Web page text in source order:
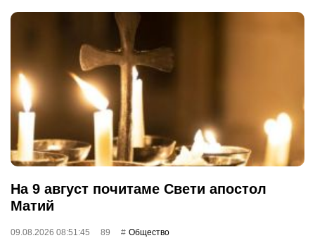
На 9 август почитаме Свети апостол
Матий
09.08.2026 08:51:45 89 Общество